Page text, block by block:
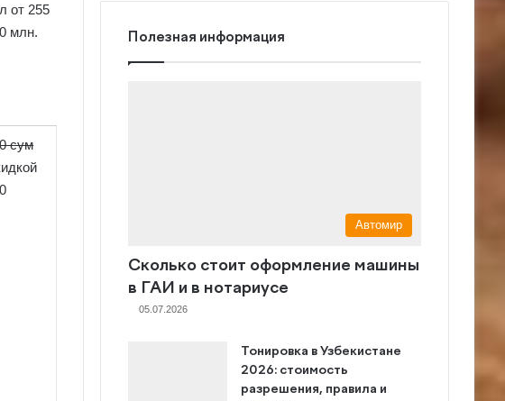
от 255
млн.
сум
Полезная информация
Автомир
Сколько стоит оформление машины
в ГАИ и в нотариусе
05.07.2026
Тонировка в Узбекистане
2026: стоимость
разрешения, правила и